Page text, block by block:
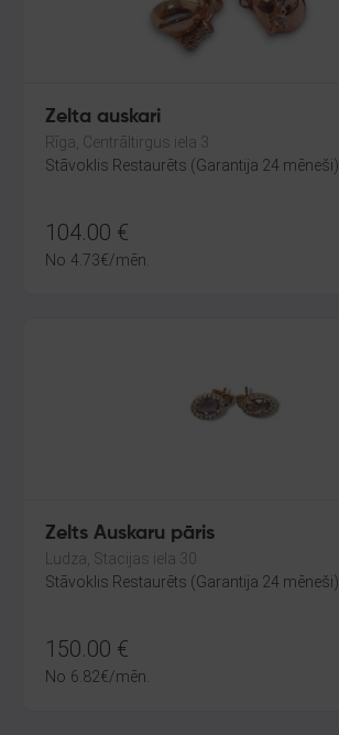
Zelta auskari
Rīga, Centrāltirgus iela 3
Stāvoklis Restaurēts (Garantija 24 mēneši)
104.00 €
No 4.73€/mēn.
Zelts Auskaru pāris
Ludza, Stacijas iela 30
Stāvoklis Restaurēts (Garantija 24 mēneši)
150.00 €
No 6.82€/mēn.